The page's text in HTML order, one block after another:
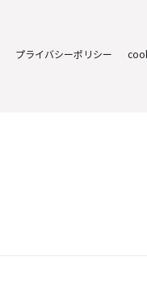
プライバシーポリシー